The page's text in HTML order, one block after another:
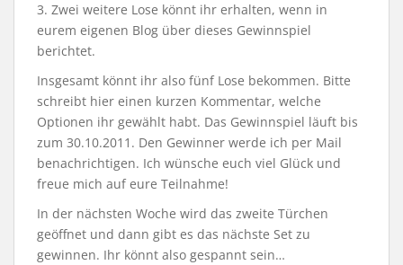
3. Zwei weitere Lose könnt ihr erhalten, wenn in
eurem eigenen Blog über dieses Gewinnspiel
berichtet.
Insgesamt könnt ihr also fünf Lose bekommen. Bitte
schreibt hier einen kurzen Kommentar, welche
Optionen ihr gewählt habt. Das Gewinnspiel läuft bis
zum 30.10.2011. Den Gewinner werde ich per Mail
benachrichtigen. Ich wünsche euch viel Glück und
freue mich auf eure Teilnahme!
In der nächsten Woche wird das zweite Türchen
geöffnet und dann gibt es das nächste Set zu
gewinnen. Ihr könnt also gespannt sein…